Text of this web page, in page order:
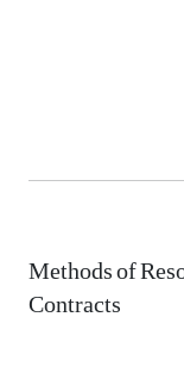
Methods of
Contracts